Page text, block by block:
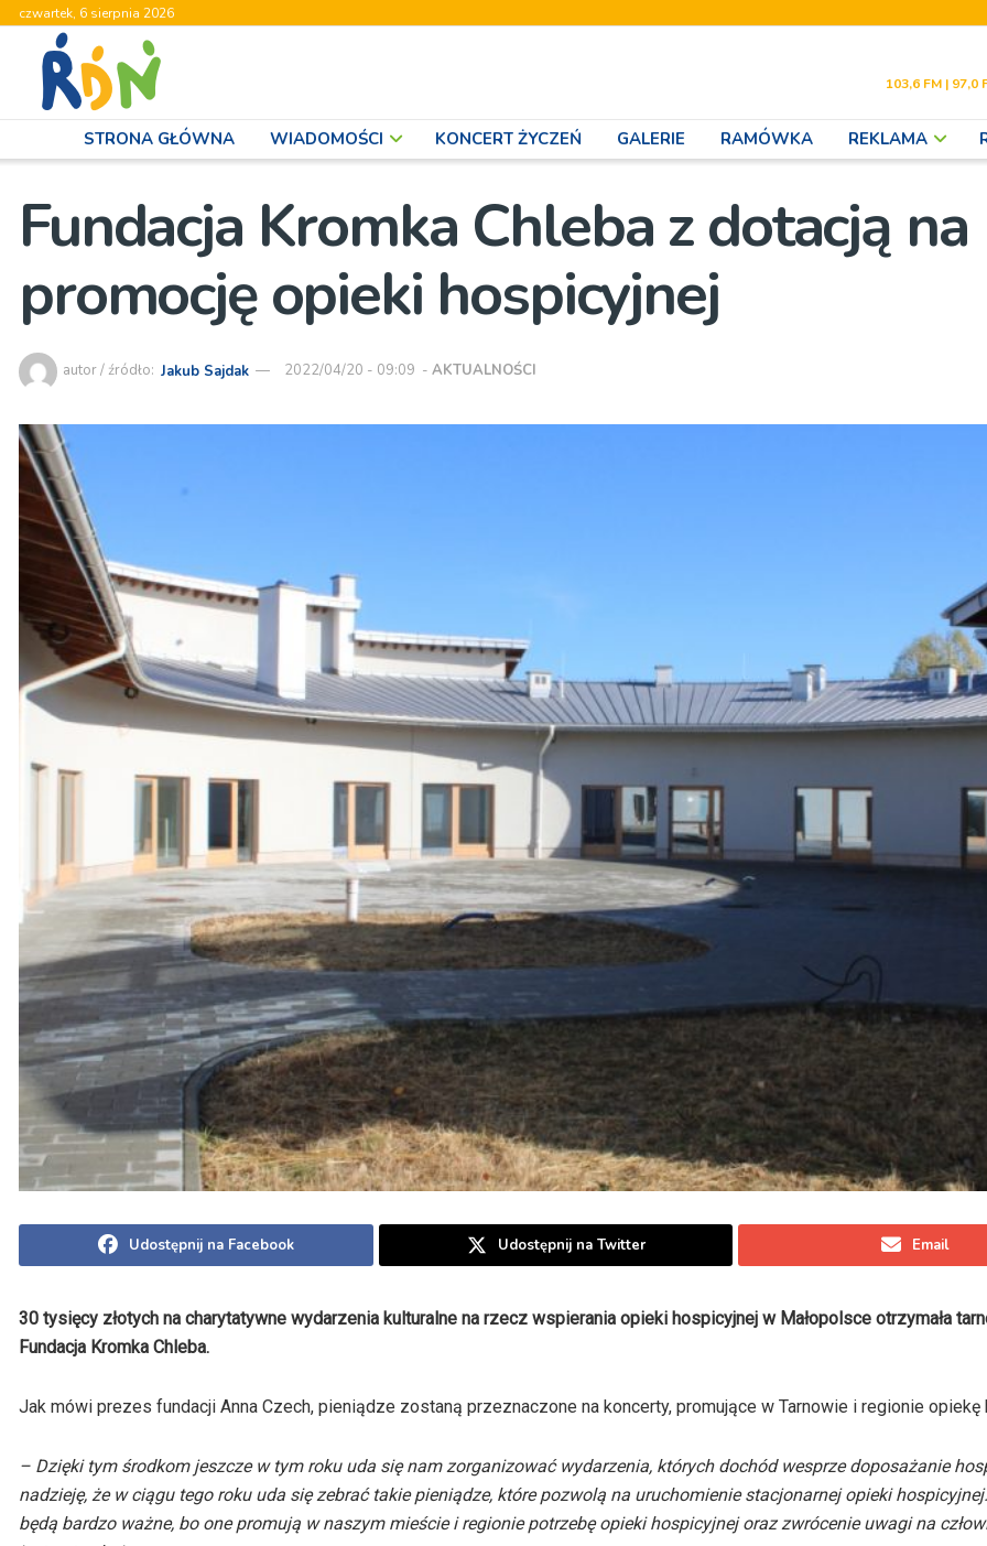
czwartek, 6 sierpnia 2026
103,6 FM | 97,0
STRONA GŁÓWNA WIADOMOŚCI KONCERT ŻYCZEŃ GALERIE RAMÓWKA REKLAMA
Fundacja Kromka Chleba z dotacją na
promocję opieki hospicyjnej
autor / źródło: Jakub Sajdak 2022/04/20 - 09:09 - AKTUALNOŚCI
Udostępnij na Facebook Udostępnij na Twitter Email
30 tysięcy złotych na charytatywne wydarzenia kulturalne na rzecz wspierania opieki hospicyjnej w Małopolsce otrzymała
Fundacja Kromka Chleba.
Jak mówi prezes fundacji Anna Czech, pieniądze zostaną przeznaczone na koncerty, promujące w Tarnowie i regionie opiekę
– Dzięki tym środkom jeszcze w tym roku uda się nam zorganizować wydarzenia, których dochód wesprze doposażanie
nadzieję, że w ciągu tego roku uda się zebrać takie pieniądze, które pozwolą na uruchomienie stacjonarnej opieki
będą bardzo ważne, bo one promują w naszym mieście i regionie potrzebę opieki hospicyjnej oraz zwrócenie uwagi na